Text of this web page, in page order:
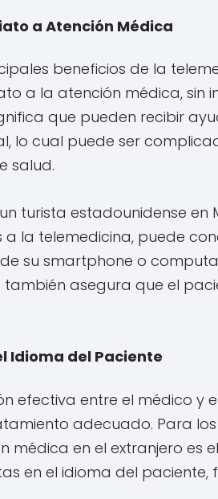
a Atención Médica
beneficios de la
a la atención médica, sin
que pueden recibir
lo cual puede ser
salud.
turista estadounidense
a la telemedicina, puede
su smartphone o
también asegura que el
Idioma del Paciente
efectiva entre el médico
adecuado. Para
médica en el extranjero es
en el idioma del